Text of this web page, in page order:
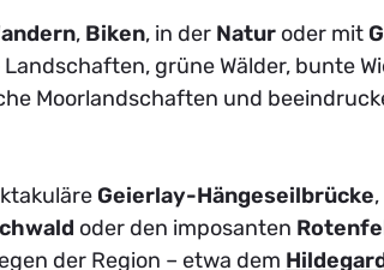
, Biken, in der Natur oder mit
grüne Wälder, bunte
Moorlandschaften und
Geierlay-Hängeseilbrücke,
oder den imposanten
der Region – etwa dem